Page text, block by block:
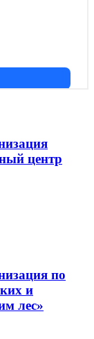
центр
по
и
лес»